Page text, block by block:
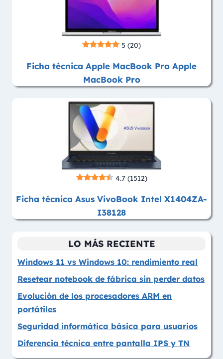
5 (20)
Ficha técnica Apple MacBook Pro Apple
MacBook Pro
4.7 (1512)
Ficha técnica Asus VivoBook Intel X1404ZA-
I38128
LO MÁS RECIENTE
Windows 11 vs Windows 10: rendimiento real
Resetear notebook de fábrica sin perder datos
Evolución de los procesadores ARM en
portátiles
Seguridad informática básica para usuarios
Diferencia técnica entre pantalla IPS y TN